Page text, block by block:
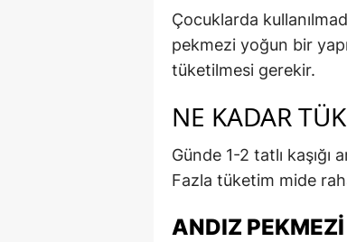
Çocuklarda
pekmezi yoğun bir
tüketilmesi gerekir.
NE KADAR
Günde 1-2 tatlı
Fazla tüketim mide
ANDIZ